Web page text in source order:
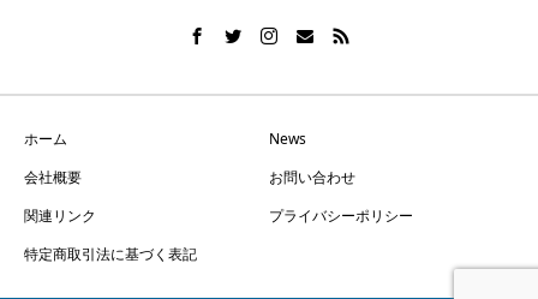
ホーム
News
会社概要
お問い合わせ
関連リンク
プライバシーポリシー
特定商取引法に基づく表記